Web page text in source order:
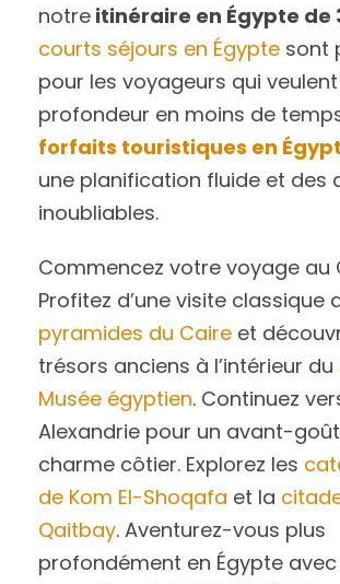
notre itinéraire en Égypte de
courts séjours en Égypte sont
pour les voyageurs qui
profondeur en moins de
forfaits touristiques en
une planification fluide et des
inoubliables.
Commencez votre voyage au
Profitez d’une visite classique
pyramides du Caire et
trésors anciens à l’intérieur du
Musée égyptien. Continuez
Alexandrie pour un avant-
charme côtier. Explorez les
de Kom El-Shoqafa et la
Qaitbay. Aventurez-vous plus
profondément en Égypte